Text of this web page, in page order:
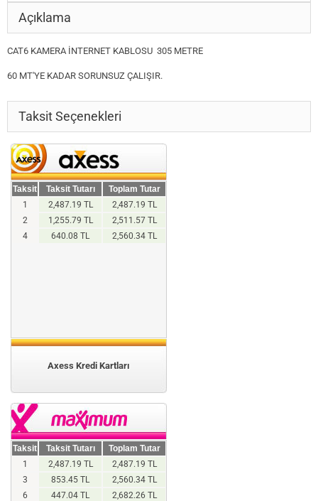
Açıklama
CAT6 KAMERA İNTERNET KABLOSU 305 METRE
60 MT'YE KADAR SORUNSUZ ÇALIŞIR.
Taksit Seçenekleri
Taksit Taksit Tutarı
Toplam Tutar
1
2,487.19 TL
2,487.19 TL
2
1,255.79 TL
2,511.57 TL
4
640.08 TL 2,560.34 TL
Axess Kredi Kartları
Taksit Taksit Tutarı
Toplam Tutar
1
2,487.19 TL
2,487.19 TL
3
853.45 TL
2,560.34 TL
6
447.04 TL 2,682.26 TL